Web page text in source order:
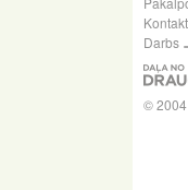
Darbs
© 2004